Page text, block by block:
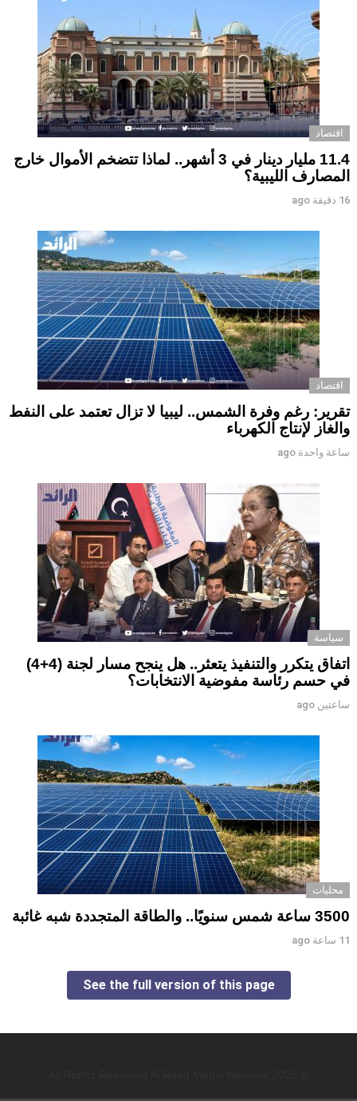
اقتصاد
11.4 مليار دينار في 3 أشهر.. لماذا تتضخم الأموال خارج
المصارف الليبية؟
16 دقيقة ago
اقتصاد
تقرير: رغم وفرة الشمس.. ليبيا لا تزال تعتمد على النفط
والغاز لإنتاج الكهرباء
ساعة واحدة ago
سياسة
اتفاق يتكرر والتنفيذ يتعثر.. هل ينجح مسار لجنة (4+4)
في حسم رئاسة مفوضية الانتخابات؟
ساعتين ago
محليات
3500 ساعة شمس سنويًا.. والطاقة المتجددة شبه غائبة
11 ساعة ago
See the full version of this page